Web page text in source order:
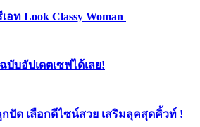
อท Look Classy Woman
บับอัปเดตเซฟได้เลย!
กปัด เลือกดีไซน์สวย เสริมลุคสุดคิ้วท์ !